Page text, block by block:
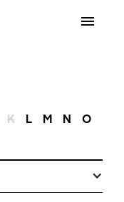
K L M N O